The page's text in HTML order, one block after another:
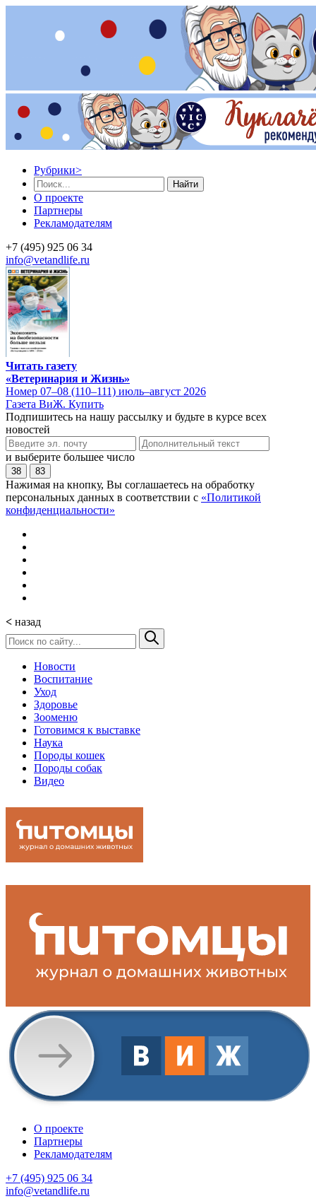
Рубрики>
Найти
О проекте
Партнеры
Рекламодателям
+7 (495) 925 06 34
info@vetandlife.ru
Читать газету
«Ветеринария и Жизнь»
Номер 07–08 (110–111) июль–август 2026
Газета ВиЖ. Купить
Подпишитесь на нашу рассылку и будьте в курсе всех
новостей
и выберите большее число
38 83
Нажимая на кнопку, Вы соглашаетесь на обработку
персональных данных в соответствии с «Политикой
конфиденциальности»
< назад
Новости
Воспитание
Уход
Здоровье
Зооменю
Готовимся к выставке
Наука
Породы кошек
Породы собак
Видео
О проекте
Партнеры
Рекламодателям
+7 (495) 925 06 34
info@vetandlife.ru